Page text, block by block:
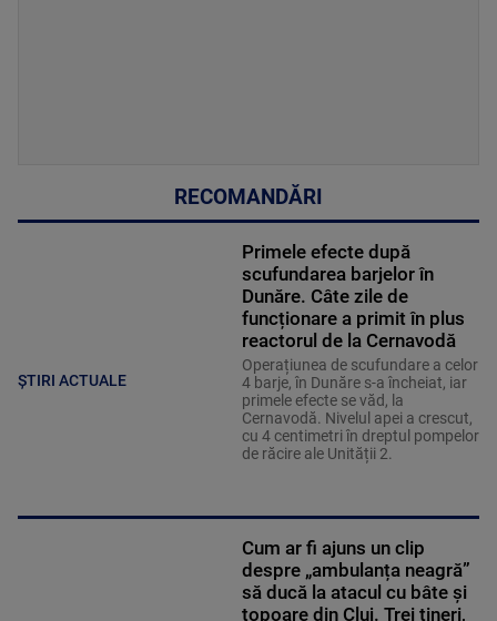
RECOMANDĂRI
ȘTIRI ACTUALE
Primele efecte după
scufundarea barjelor în
Dunăre. Câte zile de
funcționare a primit în plus
reactorul de la Cernavodă
Operațiunea de scufundare a celor
4 barje, în Dunăre s-a încheiat, iar
primele efecte se văd, la
Cernavodă. Nivelul apei a crescut,
cu 4 centimetri în dreptul pompelor
de răcire ale Unității 2.
Cum ar fi ajuns un clip
despre „ambulanța neagră”
să ducă la atacul cu bâte și
topoare din Cluj. Trei tineri,